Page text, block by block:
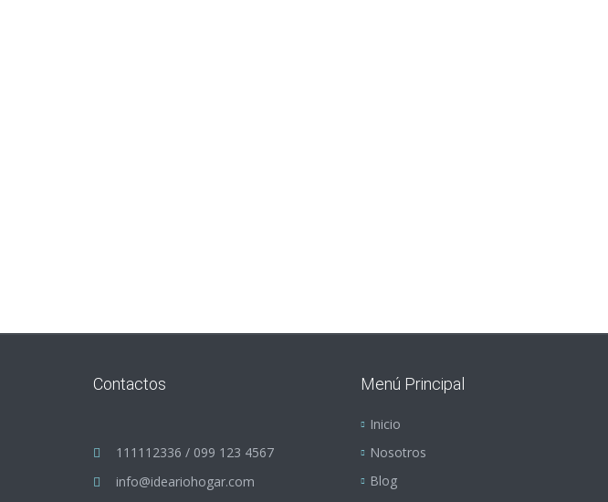
Contactos
111112336 / 099 123 4567
info@ideariohogar.com
Menú Principal
Inicio
Nosotros
Blog